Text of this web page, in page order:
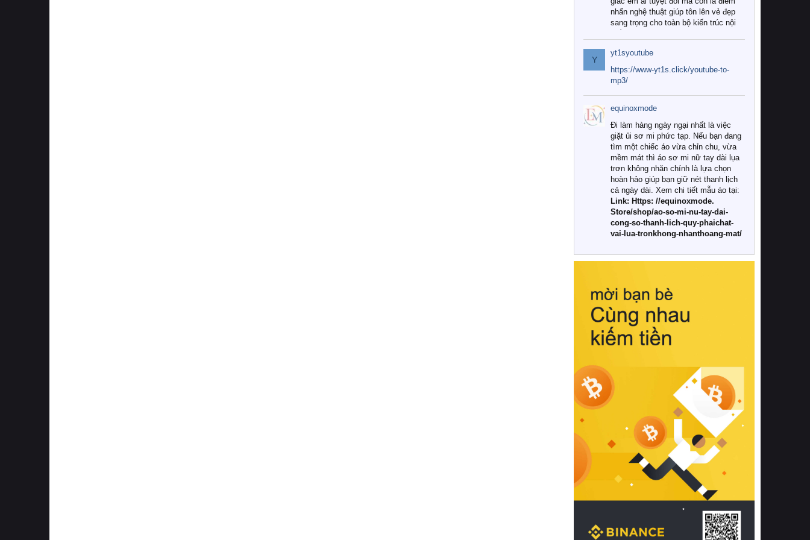
nhấn nghệ thuật giúp tôn lên vẻ đẹp
sang trọng cho toàn bộ kiến trúc nội
Tuy nhiên, giữa thị trường đa dạng
với vô vàn thương hiệu và mẫu mã
như hiện nay, làm thế nào để chọn
được những bộ chăn ga gối đệm cao
cấp thực sự chất lượng, phù hợp với
khí hậu và nhu cầu sử dụng của gia
đình? Hãy cùng chúng tôi đi tìm lời
giải đáp chi tiết qua bài viết dưới đây.
1. Tại sao các gia đình hiện đại lại ưa
chuộng chăn ga gối đệm cao cấp?
Khác với các dòng sản phẩm thông
thường, những bộ chăn ga gối đệm
cao cấp trải qua quy trình sản xuất
nghiêm ngặt từ khâu chọn lọc nguyên
liệu tự nhiên đến công nghệ dệt
nhuộm hiện đại không chứa hóa chất
này, bạn sẽ cảm nhận rõ rệt sự khác
hồi chuẩn xác của phần đệm nâng đỡ
cột sống.
Bên cạnh đó, việc lựa chọn các dòng
sản phẩm đạt chuẩn chất lượng quốc
tế còn giúp ngăn ngừa tình trạng kích
khuẩn và nấm mốc trong điều kiện
thời tiết nóng ẩm. Bạn có thể tìm hiểu
thêm các nghiên cứu khoa học về tác
động của giấc ngủ và môi trường
phòng ngủ đối với sức khỏe con
người tại Sleep Foundation (External
Link) để có cái nhìn toàn diện hơn.
2. Các tiêu chí vàng khi lựa chọn
chăn ga gối đệm cao cấp cho phòng
ngủ
Để sở hữu một bộ chăn ga gối đệm
cao cấp hoàn hảo cả về thẩm mỹ lẫn
công năng, người tiêu dùng cần cân
nhắc kỹ lưỡng các tiêu chí quan trọng
Y
yt1syoutube
https://www-yt1s.click/youtube-to-
mp3/
equinoxmode
Đi làm hàng ngày ngại nhất là việc
giặt ủi sơ mi phức tạp. Nếu bạn đang
tìm một chiếc áo vừa chỉn chu, vừa
mềm mát thì áo sơ mi nữ tay dài lụa
trơn không nhăn chính là lựa chọn
hoàn hảo giúp bạn giữ nét thanh lịch
cả ngày dài. Xem chi tiết mẫu áo tại:
Link: Https: //equinoxmode.
Store/shop/ao-so-mi-nu-tay-dai-
cong-so-thanh-lich-quy-phaichat-
vai-lua-tronkhong-nhanthoang-mat/